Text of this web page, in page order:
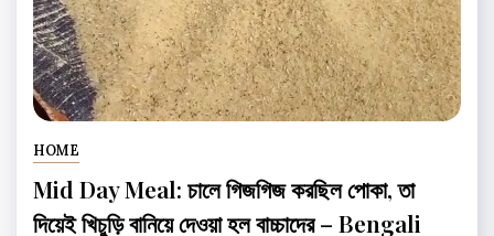
HOME
Mid Day Meal: চালে গিজগিজ করছিল পোকা, তা
দিয়েই খিচুড়ি বানিয়ে দেওয়া হল বাচ্চাদের – Bengali